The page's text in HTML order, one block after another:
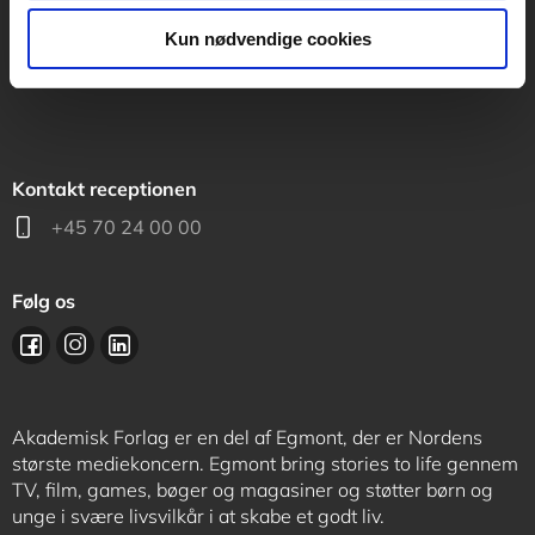
Kun nødvendige cookies
support@akademisk.dk
Kontakt receptionen
+45 70 24 00 00
Følg os
Akademisk Forlag er en del af Egmont, der er Nordens
største mediekoncern. Egmont bring stories to life gennem
TV, film, games, bøger og magasiner og støtter børn og
unge i svære livsvilkår i at skabe et godt liv.